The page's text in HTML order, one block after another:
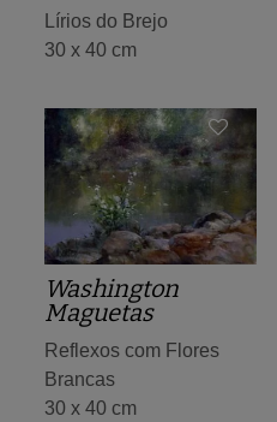
Lírios do Brejo
30 x 40 cm
Washington
Maguetas
Reflexos com Flores
Brancas
30 x 40 cm